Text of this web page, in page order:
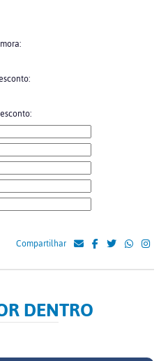
Compartilhar
DENTRO